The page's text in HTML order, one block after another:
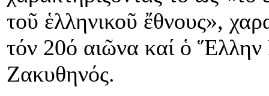
τοῦ ἑλληνικοῦ ἔθνους»,
τόν 20ό αιῶνα καί ὁ Ἕλλην
Ζακυθηνός.